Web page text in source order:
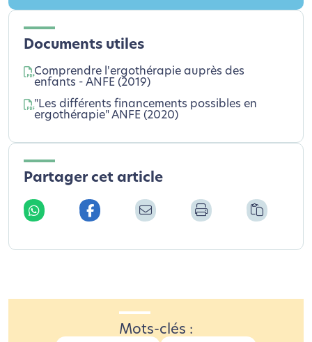
Documents utiles
Comprendre l'ergothérapie auprès des
enfants - ANFE (2019)
"Les différents financements possibles en
ergothérapie" ANFE (2020)
Partager cet article
Mots-clés :